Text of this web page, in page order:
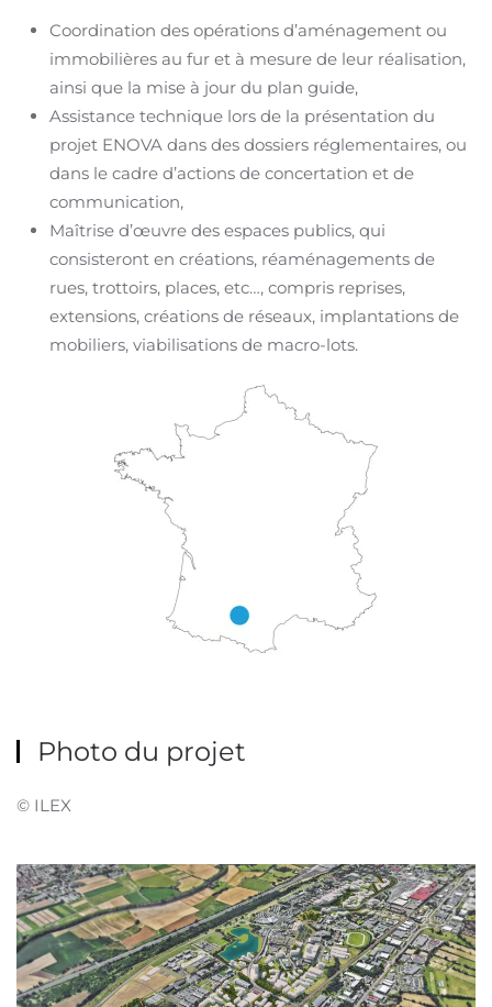
Coordination des opérations d’aménagement ou
immobilières au fur et à mesure de leur réalisation,
ainsi que la mise à jour du plan guide,
Assistance technique lors de la présentation du
projet ENOVA dans des dossiers réglementaires, ou
dans le cadre d’actions de concertation et de
communication,
Maîtrise d’œuvre des espaces publics, qui
consisteront en créations, réaménagements de
rues, trottoirs, places, etc…, compris reprises,
extensions, créations de réseaux, implantations de
mobiliers, viabilisations de macro-lots.
Photo du projet
© ILEX